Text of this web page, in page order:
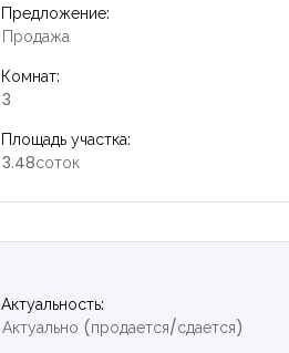
Предложение:
Продажа
Комнат:
3
Площадь участка:
3.48соток
Актуальность:
Актуально (продается/сдается)